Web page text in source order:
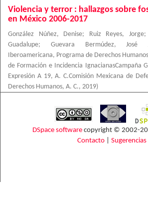
Violencia y terror : hallazgos sobre
en México 2006-2017
González Núñez, Denise; Ruiz Reyes, Jorge;
Guadalupe; Guevara Bermúdez, José
Iberoamericana, Programa de Derechos
de Formación e Incidencia IgnacianasCampaña
Expresión A 19, A. C.Comisión Mexicana de
Derechos Humanos, A. C., 2019)
DSpace software copyright © 2002-
Contacto| Sugerencias